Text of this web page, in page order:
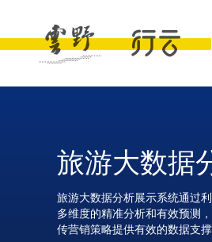
旅游大数据
旅游大数据分析展示系统通过
多维度的精准分析和有效预测
传营销策略提供有效的数据支撑